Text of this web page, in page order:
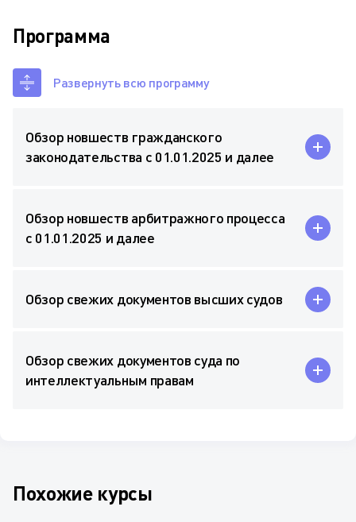
Программа
Развернуть всю программу
Обзор новшеств гражданского
законодательства с 01.01.2025 и далее
Обзор новшеств арбитражного процесса
с 01.01.2025 и далее
Обзор свежих документов высших судов
Обзор свежих документов суда по
интеллектуальным правам
Похожие курсы